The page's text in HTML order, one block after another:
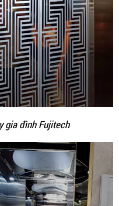
gia đình Fujitech